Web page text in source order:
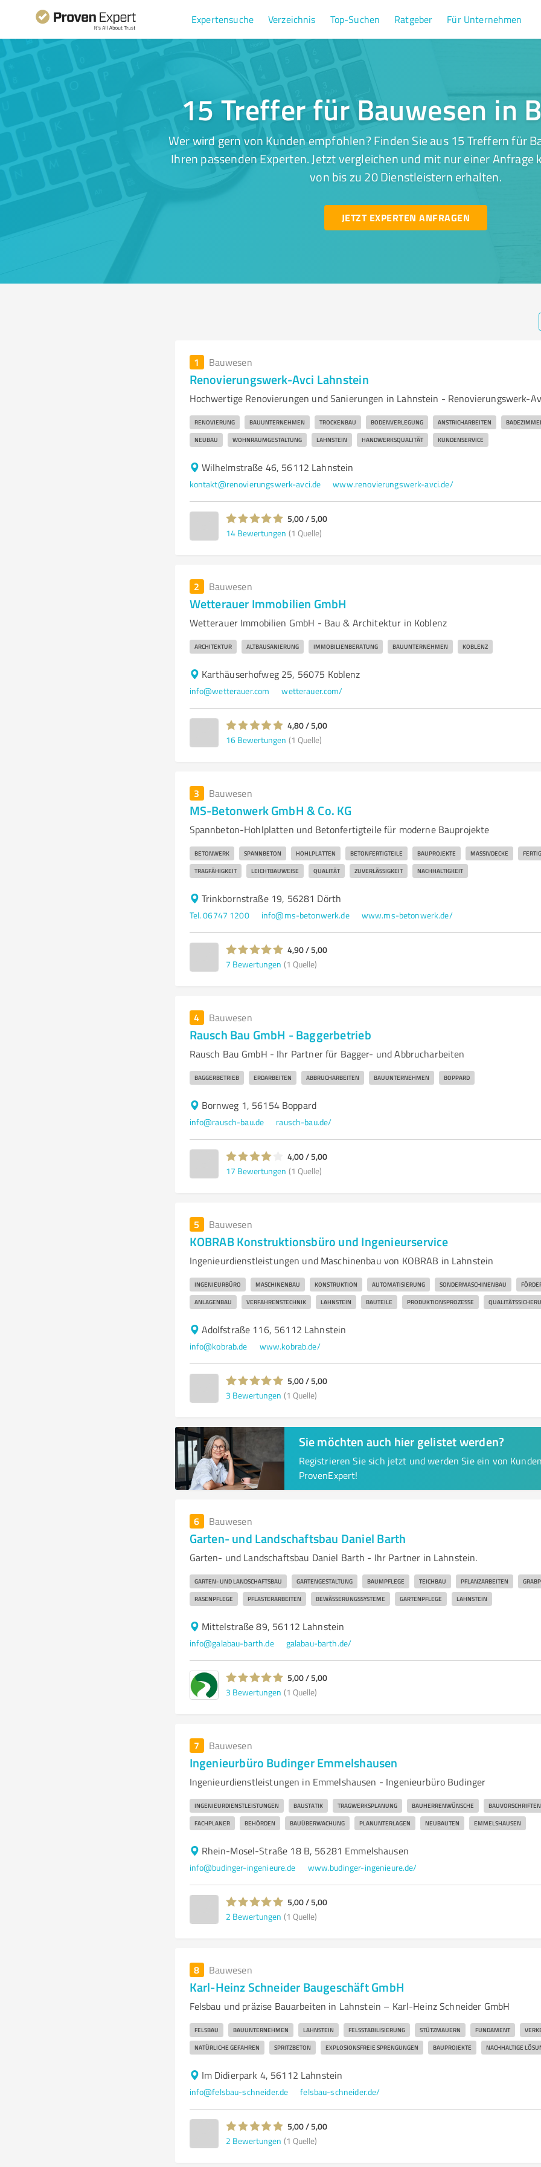
Expertensuche Verzeichnis Top-Suchen Ratgeber Für Unternehmen
15 Treffer für Bauwesen in
Wer wird gern von Kunden empfohlen? Finden Sie aus 15 Treffern für
Ihren passenden Experten. Jetzt vergleichen und mit nur einer Anfrage
von bis zu 20 Dienstleistern erhalten.
JETZT EXPERTEN ANFRAGEN
1 Bauwesen
Renovierungswerk-Avci Lahnstein
Hochwertige Renovierungen und Sanierungen in Lahnstein - Renovierungswerk-
RENOVIERUNG BAUUNTERNEHMEN TROCKENBAU BODENVERLEGUNG ANSTRICHARBEITEN
NEUBAU WOHNRAUMGESTALTUNG LAHNSTEIN HANDWERKSQUALITÄT KUNDENSERVICE
Wilhelmstraße 46, 56112 Lahnstein
kontakt@renovierungswerk-avci.de www.renovierungswerk-avci.de/
5,00 / 5,00
14 Bewertungen (1 Quelle)
2 Bauwesen
Wetterauer Immobilien GmbH
Wetterauer Immobilien GmbH - Bau & Architektur in Koblenz
ARCHITEKTUR ALTBAUSANIERUNG IMMOBILIENBERATUNG BAUUNTERNEHMEN KOBLENZ
Karthäuserhofweg 25, 56075 Koblenz
info@wetterauer.com wetterauer.com/
4,80 / 5,00
16 Bewertungen (1 Quelle)
3 Bauwesen
MS-Betonwerk GmbH & Co. KG
Spannbeton-Hohlplatten und Betonfertigteile für moderne Bauprojekte
BETONWERK SPANNBETON HOHLPLATTEN BETONFERTIGTEILE BAUPROJEKTE MASSIVDECKE
TRAGFÄHIGKEIT LEICHTBAUWEISE QUALITÄT ZUVERLÄSSIGKEIT NACHHALTIGKEIT
Trinkbornstraße 19, 56281 Dörth
Tel. 06747 1200 info@ms-betonwerk.de www.ms-betonwerk.de/
4,90 / 5,00
7 Bewertungen (1 Quelle)
4 Bauwesen
Rausch Bau GmbH - Baggerbetrieb
Rausch Bau GmbH - Ihr Partner für Bagger- und Abbrucharbeiten
BAGGERBETRIEB ERDARBEITEN ABBRUCHARBEITEN BAUUNTERNEHMEN BOPPARD
Bornweg 1, 56154 Boppard
info@rausch-bau.de rausch-bau.de/
4,00 / 5,00
17 Bewertungen (1 Quelle)
5 Bauwesen
KOBRAB Konstruktionsbüro und Ingenieurservice
Ingenieurdienstleistungen und Maschinenbau von KOBRAB in Lahnstein
INGENIEURBÜRO MASCHINENBAU KONSTRUKTION AUTOMATISIERUNG SONDERMASCHINENBAU
ANLAGENBAU VERFAHRENSTECHNIK LAHNSTEIN BAUTEILE PRODUKTIONSPROZESSE
Adolfstraße 116, 56112 Lahnstein
info@kobrab.de www.kobrab.de/
5,00 / 5,00
3 Bewertungen (1 Quelle)
Sie möchten auch hier gelistet werden?
Registrieren Sie sich jetzt und werden Sie ein von
ProvenExpert!
6 Bauwesen
Garten- und Landschaftsbau Daniel Barth
Garten- und Landschaftsbau Daniel Barth - Ihr Partner in Lahnstein.
GARTEN- UND LANDSCHAFTSBAU GARTENGESTALTUNG BAUMPFLEGE TEICHBAU PFLANZARBEITEN
RASENPFLEGE PFLASTERARBEITEN BEWÄSSERUNGSSYSTEME GARTENPFLEGE LAHNSTEIN
Mittelstraße 89, 56112 Lahnstein
info@galabau-barth.de galabau-barth.de/
5,00 / 5,00
3 Bewertungen (1 Quelle)
7 Bauwesen
Ingenieurbüro Budinger Emmelshausen
Ingenieurdienstleistungen in Emmelshausen - Ingenieurbüro Budinger
INGENIEURDIENSTLEISTUNGEN BAUSTATIK TRAGWERKSPLANUNG BAUHERRENWÜNSCHE BAUVORSCHRIFTEN
FACHPLANER BEHÖRDEN BAUÜBERWACHUNG PLANUNTERLAGEN NEUBAUTEN EMMELSHAUSEN
Rhein-Mosel-Straße 18 B, 56281 Emmelshausen
info@budinger-ingenieure.de www.budinger-ingenieure.de/
5,00 / 5,00
2 Bewertungen (1 Quelle)
8 Bauwesen
Karl-Heinz Schneider Baugeschäft GmbH
Felsbau und präzise Bauarbeiten in Lahnstein – Karl-Heinz Schneider GmbH
FELSBAU BAUUNTERNEHMEN LAHNSTEIN FELSSTABILISIERUNG STÜTZMAUERN FUNDAMENT
NATÜRLICHE GEFAHREN SPRITZBETON EXPLOSIONSFREIE SPRENGUNGEN BAUPROJEKTE NACHHALTIGE
Im Didierpark 4, 56112 Lahnstein
info@felsbau-schneider.de felsbau-schneider.de/
5,00 / 5,00
2 Bewertungen (1 Quelle)